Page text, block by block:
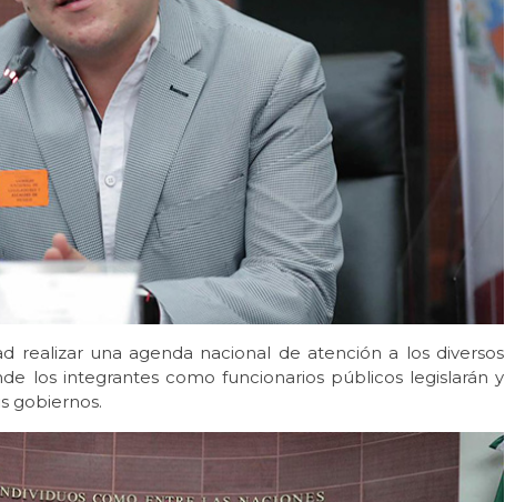
realizar una agenda nacional de atención a los diversos
los integrantes como funcionarios públicos legislarán y
gobiernos.